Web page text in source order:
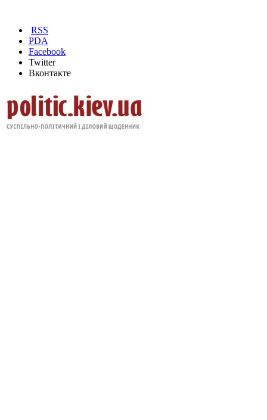
RSS
PDA
Facebook
Twitter
Вконтакте